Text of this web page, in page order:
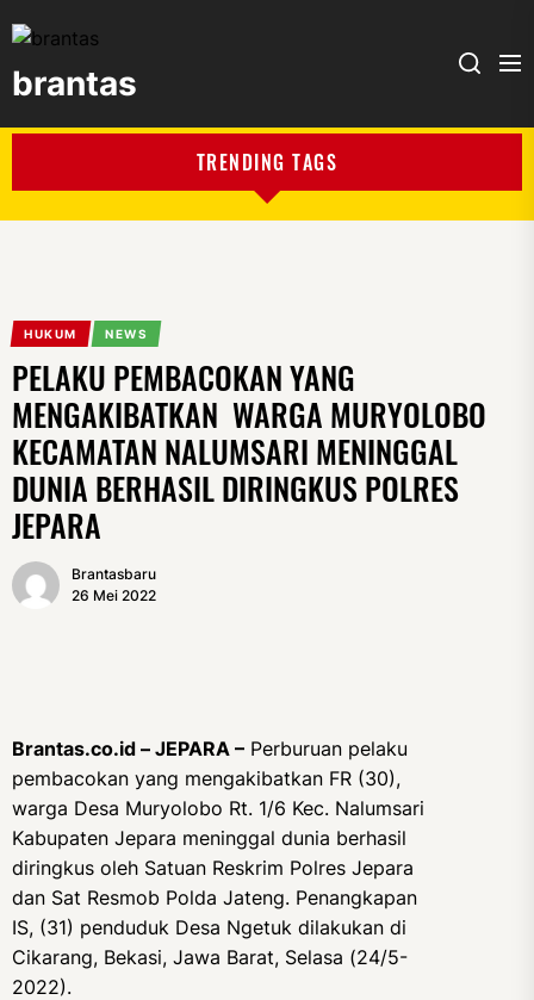
brantas
TRENDING TAGS
HUKUM NEWS
PELAKU PEMBACOKAN YANG
MENGAKIBATKAN WARGA MURYOLOBO
KECAMATAN NALUMSARI MENINGGAL
DUNIA BERHASIL DIRINGKUS POLRES
JEPARA
Brantasbaru
26 Mei 2022
Brantas.co.id – JEPARA – Perburuan pelaku
pembacokan yang mengakibatkan FR (30),
warga Desa Muryolobo Rt. 1/6 Kec. Nalumsari
Kabupaten Jepara meninggal dunia berhasil
diringkus oleh Satuan Reskrim Polres Jepara
dan Sat Resmob Polda Jateng. Penangkapan
IS, (31) penduduk Desa Ngetuk dilakukan di
Cikarang, Bekasi, Jawa Barat, Selasa (24/5-
2022).